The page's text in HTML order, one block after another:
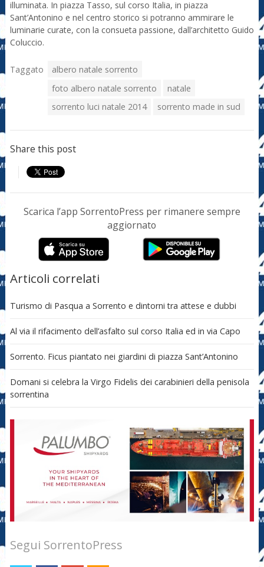
illuminata. In piazza Tasso, sul corso Italia, in piazza
Sant’Antonino e nel centro storico si potranno ammirare le
luminarie curate, con la consueta passione, dall’architetto Guido
Coluccio.
Taggato
albero natale sorrento
foto albero natale sorrento
natale
sorrento luci natale 2014
sorrento made in sud
Share this post
Scarica l’app SorrentoPress per rimanere sempre
aggiornato
Articoli correlati
Turismo di Pasqua a Sorrento e dintorni tra attese e dubbi
Al via il rifacimento dell’asfalto sul corso Italia ed in via Capo
Sorrento. Ficus piantato nei giardini di piazza Sant’Antonino
Domani si celebra la Virgo Fidelis dei carabinieri della penisola
sorrentina
Segui SorrentoPress